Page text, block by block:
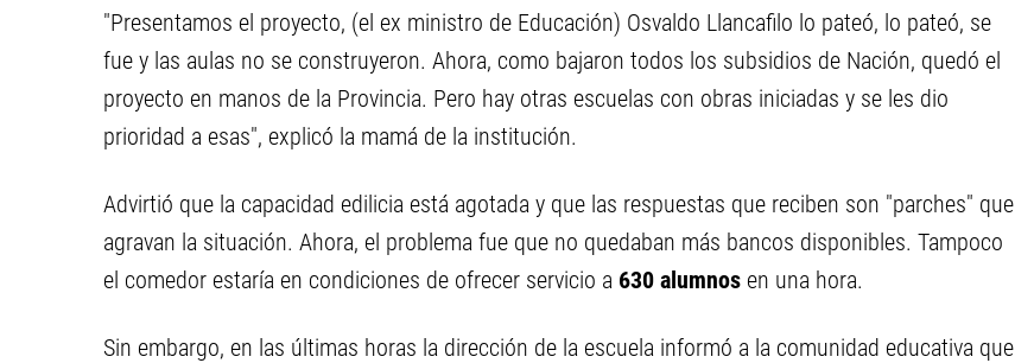
"Presentamos el proyecto, (el ex ministro de Educación) Osvaldo Llancafilo lo pateó, lo pateó, se
fue y las aulas no se construyeron. Ahora, como bajaron todos los subsidios de Nación, quedó el
proyecto en manos de la Provincia. Pero hay otras escuelas con obras iniciadas y se les dio
prioridad a esas", explicó la mamá de la institución.
Advirtió que la capacidad edilicia está agotada y que las respuestas que reciben son "parches" que
agravan la situación. Ahora, el problema fue que no quedaban más bancos disponibles. Tampoco
el comedor estaría en condiciones de ofrecer servicio a 630 alumnos en una hora.
Sin embargo, en las últimas horas la dirección de la escuela informó a la comunidad educativa que